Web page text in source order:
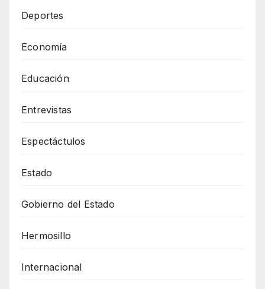
Deportes
Economía
Educación
Entrevistas
Espectáctulos
Estado
Gobierno del Estado
Hermosillo
Internacional